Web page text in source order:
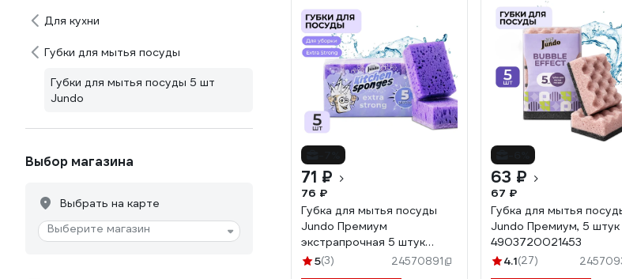
Для кухни
Губки для мытья посуды
Губки для мытья посуды 5 шт
Jundo
Выбор магазина
Выбрать на карте
Выберите магазин
71 ₽
76 ₽
Губка для мытья посуды
Jundo Премиум
экстрапрочная 5 штук
4903720021507
5(3) 24570891
63 ₽
67 ₽
Губка для мытья
Jundo Премиум, 5 штук
4903720021453
4.1(27)